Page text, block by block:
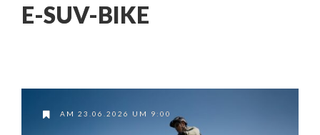
E-SUV-BIKE
AM 23.06.2026 UM 9:00